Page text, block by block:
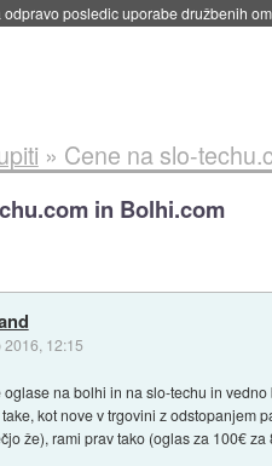
model umetne inteligence doslej::
» Cene na slo-
in Bolhi.com
2016, 12:15
na bolhi in na slo-techu in
kot nove v trgovini z odstopanjem
že), rami prav tako (oglas za 100€